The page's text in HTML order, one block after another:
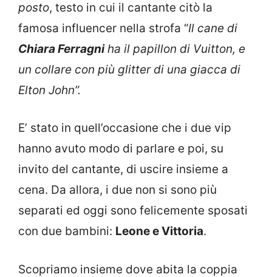
posto, testo in cui il cantante citò la
famosa influencer nella strofa “Il cane di
Chiara Ferragniha il papillon di Vuitton, e
un collare con più glitter di una giacca di
Elton John”.
E’ stato in quell’occasione che i due vip
hanno avuto modo di parlare e poi, su
invito del cantante, di uscire insieme a
cena. Da allora, i due non si sono più
separati ed oggi sono felicemente sposati
con due bambini: Leone e Vittoria.
Scopriamo insieme dove abita la coppia